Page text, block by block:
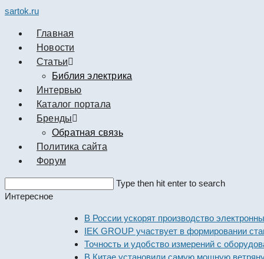
sartok.ru
Главная
Новости
Cтатьи
Библия электрика
Интервью
Каталог портала
Бренды
Обратная связь
Политика сайта
Форум
this
Type then hit enter to search
Интересное
В России ускорят производство электронных
IEK GROUP участвует в формировании
Точность и удобство измерений с
В Китае установили самую мощную ветряную